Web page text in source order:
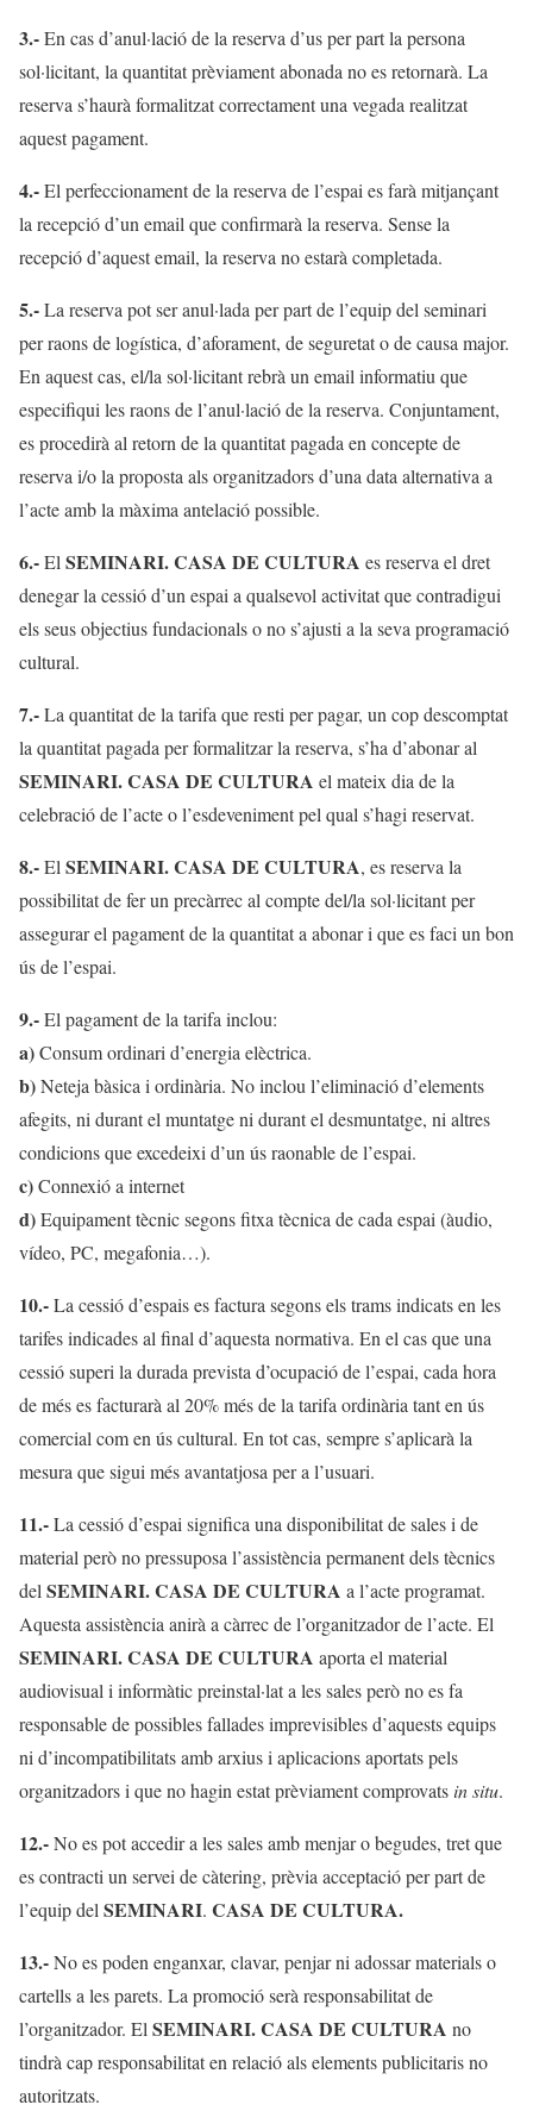
3.-En cas d’anul·lació de la reserva d’us per part la persona
sol·licitant, la quantitat prèviament abonada no es retornarà. La
reserva s’haurà formalitzat correctament una vegada realitzat
aquest pagament.
4.-El perfeccionament de la reserva de l’espai es farà mitjançant
la recepció d’un email que confirmarà la reserva. Sense la
recepció d’aquest email, la reserva no estarà completada.
5.-La reserva pot ser anul·lada per part de l’equip del seminari
per raons de logística, d’aforament, de seguretat o de causa major.
En aquest cas, el/la sol·licitant rebrà un email informatiu que
especifiqui les raons de l’anul·lació de la reserva. Conjuntament,
es procedirà al retorn de la quantitat pagada en concepte de
reserva i/o la proposta als organitzadors d’una data alternativa a
l’acte amb la màxima antelació possible.
6.-El SEMINARI. CASA DE CULTURA es reserva el dret
denegar la cessió d’un espai a qualsevol activitat que contradigui
els seus objectius fundacionals o no s’ajusti a la seva programació
cultural.
7.-La quantitat de la tarifa que resti per pagar, un cop descomptat
la quantitat pagada per formalitzar la reserva, s’ha d’abonar al
SEMINARI. CASA DE CULTURA el mateix dia de la
celebració de l’acte o l’esdeveniment pel qual s’hagi reservat.
8.-El SEMINARI. CASA DE CULTURA, es reserva la
possibilitat de fer un precàrrec al compte del/la sol·licitant per
assegurar el pagament de la quantitat a abonar i que es faci un bon
ús de l’espai.
9.-El pagament de la tarifa inclou:
a)Consum ordinari d’energia elèctrica.
b)Neteja bàsica i ordinària. No inclou l’eliminació d’elements
afegits, ni durant el muntatge ni durant el desmuntatge, ni altres
condicions que excedeixi d’un ús raonable de l’espai.
c)Connexió a internet
d)Equipament tècnic segons fitxa tècnica de cada espai (àudio,
vídeo, PC, megafonia…).
10.-La cessió d’espais es factura segons els trams indicats en les
tarifes indicades al final d’aquesta normativa. En el cas que una
cessió superi la durada prevista d’ocupació de l’espai, cada hora
de més es facturarà al 20% més de la tarifa ordinària tant en ús
comercial com en ús cultural. En tot cas, sempre s’aplicarà la
mesura que sigui més avantatjosa per a l’usuari.
11.-La cessió d’espai significa una disponibilitat de sales i de
material però no pressuposa l’assistència permanent dels tècnics
del SEMINARI. CASA DE CULTURA a l’acte programat.
Aquesta assistència anirà a càrrec de l’organitzador de l’acte. El
SEMINARI. CASA DE CULTURA aporta el material
audiovisual i informàtic preinstal·lat a les sales però no es fa
responsable de possibles fallades imprevisibles d’aquests equips
ni d’incompatibilitats amb arxius i aplicacions aportats pels
organitzadors i que no hagin estat prèviament comprovats in situ.
12.-No es pot accedir a les sales amb menjar o begudes, tret que
es contracti un servei de càtering, prèvia acceptació per part de
l’equip del SEMINARI. CASA DE CULTURA.
13.-No es poden enganxar, clavar, penjar ni adossar materials o
cartells a les parets. La promoció serà responsabilitat de
l’organitzador. El SEMINARI. CASA DE CULTURA no
tindrà cap responsabilitat en relació als elements publicitaris no
autoritzats.